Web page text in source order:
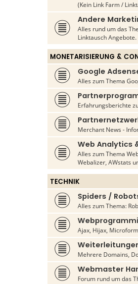
(Kein Link Farm /
Andere
Alles rund um das
Linktausch Angebote.
MONETARISIERUNG &
Google
Alles zum Thema
Erfahrungsberichte
Merchant News -
Web Analytics
Alles zum Thema
Webalizer, AWstats
TECHNIK
Spiders /
Alles zum Thema:
Ajax, Hijax,
Mehrere Domains,
Webmaster
Forum rund um das